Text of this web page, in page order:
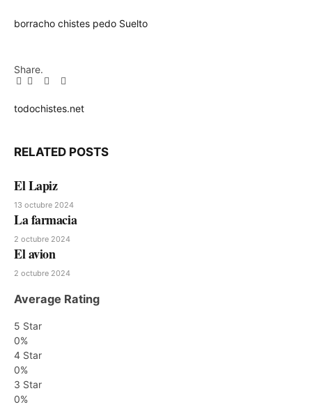
borracho chistes pedo Suelto
Share.
Facebook
TwitterPinterest
LinkedIn
Tumblr
Email
todochistes.net
RELATED POSTS
El Lapiz
13 octubre 2024
La farmacia
2 octubre 2024
El avion
2 octubre 2024
Average Rating
5 Star
0%
4 Star
0%
3 Star
0%